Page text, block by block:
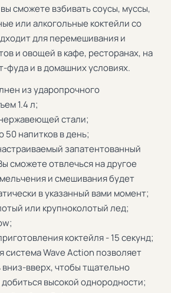
сможете взбивать соусы, муссы,
или алкогольные коктейли со
для перемешивания и
и овощей в кафе, ресторанах, на
фуда и в домашних условиях.
из ударопрочного
1.4 л;
стали;
50 напитков в день;
запатентованный
сможете отвлечься на другое
и смешивания будет
в указанный вами момент;
или крупноколотый лед;
коктейля - 15 секунд;
система Wave Action позволяет
вверх, чтобы тщательно
высокой однородности;